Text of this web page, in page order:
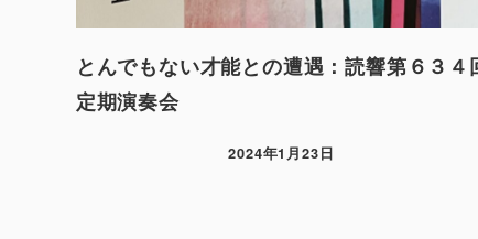
とんでもない才能との遭遇：読響第６３４
定期演奏会
2024年1月23日